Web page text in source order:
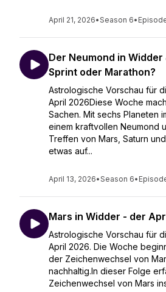
April 21, 2026•Season 6•
Der Neumond in Widder
Sprint oder Marathon?
Astrologische Vorschau für
April 2026Diese Woche
Sachen. Mit sechs Planeten
einem kraftvollen Neumond
Treffen von Mars, Saturn
etwas auf...
April 13, 2026•Season 6•
Mars in Widder - der
Astrologische Vorschau für
April 2026. Die Woche
der Zeichenwechsel von
nachhaltig.In dieser Folge
Zeichenwechsel von Mars